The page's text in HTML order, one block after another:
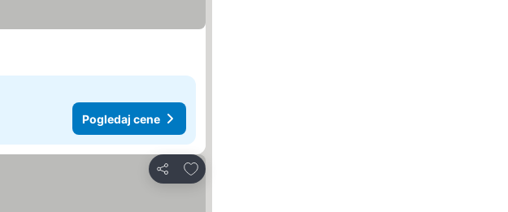
Pogledaj cene
Deli
Dodati u favorite